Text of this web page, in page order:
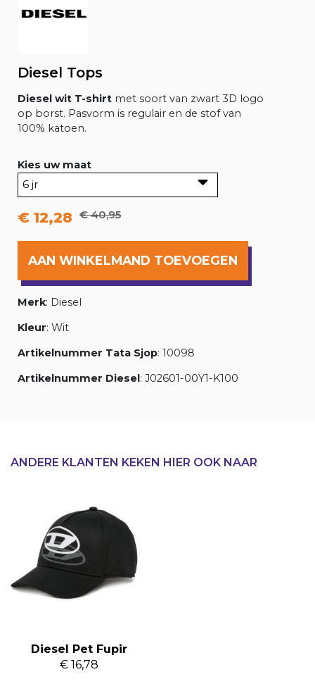
Diesel Tops
Diesel wit T-shirt met soort van zwart 3D logo
op borst. Pasvorm is regulair en de stof van
100% katoen.
Kies uw maat
€ 12,28 € 40,95
AAN WINKELMAND TOEVOEGEN
Merk: Diesel
Kleur: Wit
Artikelnummer Tata Sjop: 10098
Artikelnummer Diesel : J02601-00Y1-K100
ANDERE KLANTEN KEKEN HIER OOK NAAR
Diesel Pet Fupir
€ 16,78